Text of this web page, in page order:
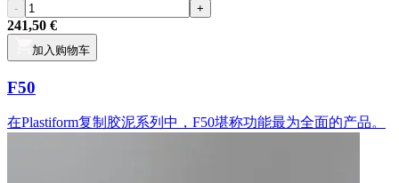
- +
241,50 €
加入购物车
F50
在Plastiform复制胶泥系列中，F50堪称功能最为全面的产品。